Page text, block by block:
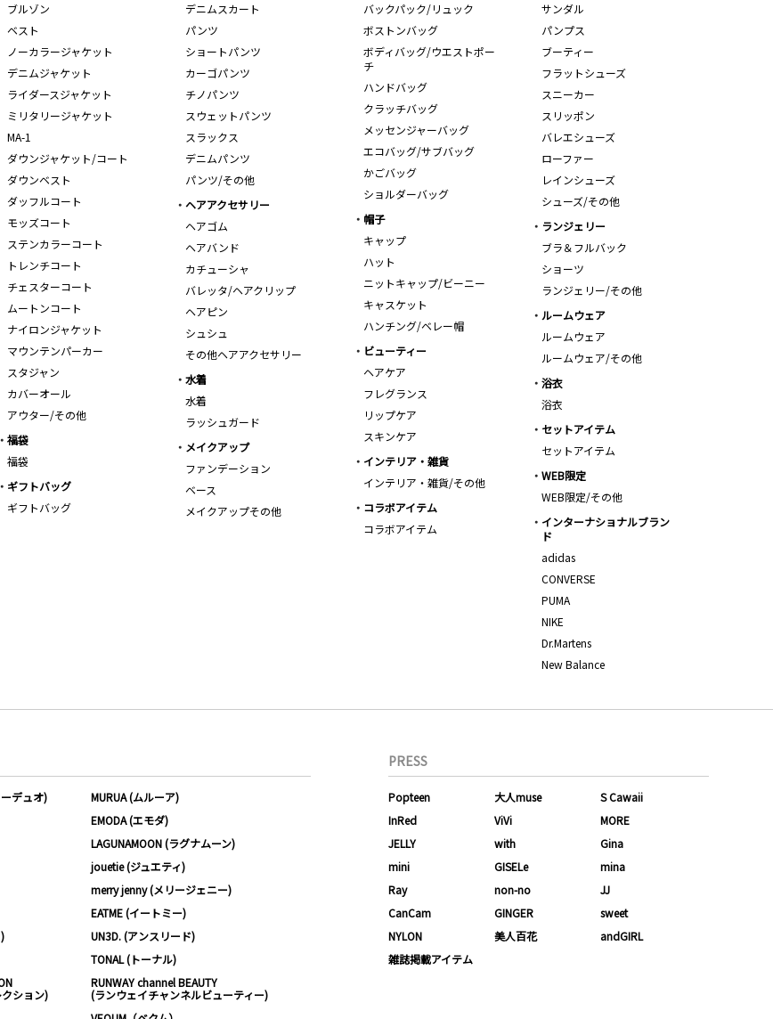
ブルゾン
ベスト
ノーカラージャケット
デニムジャケット
ライダースジャケット
ミリタリージャケット
MA-1
ダウンジャケット/コート
ダウンベスト
ダッフルコート
モッズコート
ステンカラーコート
トレンチコート
チェスターコート
ムートンコート
ナイロンジャケット
マウンテンパーカー
スタジャン
カバーオール
アウター/その他
デニムスカート
パンツ
ショートパンツ
カーゴパンツ
チノパンツ
スウェットパンツ
スラックス
デニムパンツ
パンツ/その他
バックパック/リュック
ボストンバッグ
ボディバッグ/ウエストポー
チ
ハンドバッグ
クラッチバッグ
メッセンジャーバッグ
エコバッグ/サブバッグ
かごバッグ
ショルダーバッグ
サンダル
パンプス
ブーティー
フラットシューズ
スニーカー
スリッポン
バレエシューズ
ローファー
レインシューズ
シューズ/その他
ヘアアクセサリー
ヘアゴム
ヘアバンド
カチューシャ
バレッタ/ヘアクリップ
ヘアピン
シュシュ
その他ヘアアクセサリー
帽子
キャップ
ハット
ニットキャップ/ビーニー
キャスケット
ハンチング/ベレー帽
ランジェリー
ブラ＆フルバック
ショーツ
ランジェリー/その他
ルームウェア
ルームウェア
ルームウェア/その他
ビューティー
ヘアケア
フレグランス
リップケア
スキンケア
水着
水着
ラッシュガード
浴衣
浴衣
セットアイテム
セットアイテム
福袋
福袋
メイクアップ
ファンデーション
ベース
メイクアップその他
インテリア・雑貨
インテリア・雑貨/その他
WEB限定
WEB限定/その他
ギフトバッグ
ギフトバッグ
コラボアイテム
コラボアイテム
インターナショナルブラン
ド
adidas
CONVERSE
PUMA
NIKE
Dr.Martens
New Balance
デュオ)
MURUA (ムルーア)
EMODA (エモダ)
LAGUNAMOON (ラグナムーン)
jouetie (ジュエティ)
merry jenny (メリージェニー)
EATME (イートミー)
UN3D. (アンスリード)
TONAL (トーナル)
ション)
RUNWAY channel BEAUTY
(ランウェイチャンネルビューティー)
PRESS
Popteen 大人muse
S Cawaii
InRed
ViVi
MORE
JELLY
with
Gina
mini
GISELe
mina
Ray
non-no
JJ
CanCam
GINGER
sweet
NYLON
美人百花
andGIRL
雑誌掲載アイテム